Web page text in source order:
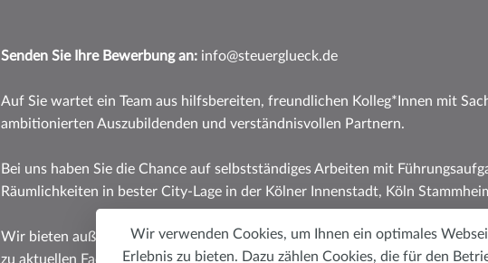
Senden Sie Ihre Bewerbung an: info@steuerglueck.de
Auf Sie wartet ein Team aus hilfsbereiten, freundlichen Kolleg*Innen mit
ambitionierten Auszubildenden und verständnisvollen Partnern.
Bei uns haben Sie die Chance auf selbstständiges Arbeiten mit
Räumlichkeiten in bester City-Lage in der Kölner Innenstadt, Köln
Wir bieten außerdem die Möglichkeit des Homeoffice sowie regelmäßige
zu aktuellen Fachthemen.
Wir verwenden Cookies, um Ihnen ein optimales
Erlebnis zu bieten. Dazu zählen Cookies, die für den